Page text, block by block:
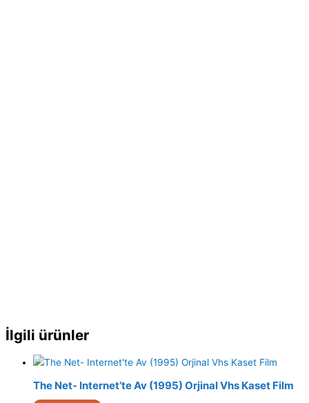
İlgili ürünler
The Net- Internet’te Av (1995) Orjinal Vhs Kaset Film